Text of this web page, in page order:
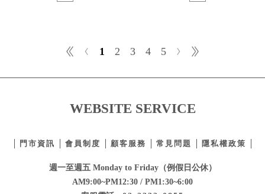
1 2 3 4 5
WEBSITE SERVICE
門市資訊 會員制度 顧客服務 常見問題 隱私權政策
週一至週五 Monday to Friday（例假日公休）
AM9:00~PM12:30 / PM1:30~6:00